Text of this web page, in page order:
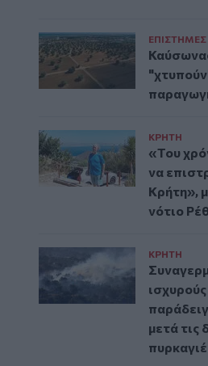
ΕΠΙΣΤΗΜΕΣ
ΚΡΗΤΗ
«Του
να
Κρήτη»,
νότιο
ΚΡΗΤΗ
μετά τις